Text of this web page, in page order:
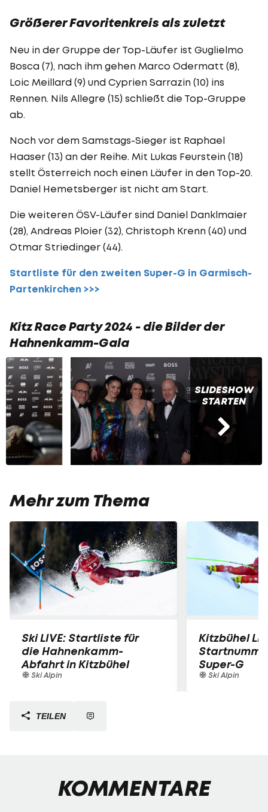
Größerer Favoritenkreis als zuletzt
Neu in der Gruppe der Top-Läufer ist Guglielmo
Bosca (7), nach ihm gehen Marco Odermatt (8),
Loic Meillard (9) und Cyprien Sarrazin (10) ins
Rennen. Nils Allegre (15) schließt die Top-Gruppe
ab.
Noch vor dem Samstags-Sieger ist Raphael
Haaser (13) an der Reihe. Mit Lukas Feurstein (18)
stellt Österreich noch einen Läufer in den Top-20.
Daniel Hemetsberger ist nicht am Start.
Die weiteren ÖSV-Läufer sind Daniel Danklmaier
(28), Andreas Ploier (32), Christoph Krenn (40) und
Otmar Striedinger (44).
Startliste für den zweiten Super-G in Garmisch-
Partenkirchen >>>
Kitz Race Party 2024 - die Bilder der
Hahnenkamm-Gala
SLIDESHOW
STARTEN
Mehr zum Thema
Ski LIVE: Startliste für
die Hahnenkamm-
Abfahrt in Kitzbühel
Ski Alpin
Kitzbühel
Super-G
Ski Alpin
TEILEN
KOMMENTARE